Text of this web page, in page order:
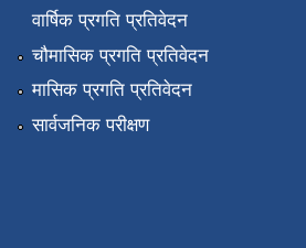
वार्षिक प्रगति प्रतिवेदन
चौमासिक प्रगति प्रतिवेदन
मासिक प्रगति प्रतिवेदन
सार्वजनिक परीक्षण